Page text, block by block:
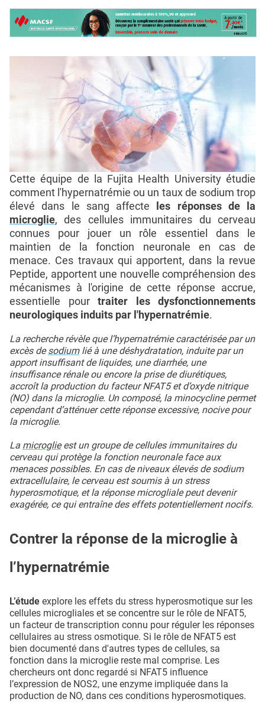
Cette équipe de la Fujita Health University étudie
comment l'hypernatrémie ou un taux de sodium trop
élevé dans le sang affecte les réponses de la
microglie, des cellules immunitaires du cerveau
connues pour jouer un rôle essentiel dans le
maintien de la fonction neuronale en cas de
menace. Ces travaux qui apportent, dans la revue
Peptide, apportent une nouvelle compréhension des
mécanismes à l'origine de cette réponse accrue,
essentielle pour traiter les dysfonctionnements
neurologiques induits par l'hypernatrémie.
La recherche révèle que l’hypernatrémie caractérisée par un
excès desodiumlié à une déshydratation, induite par un
apport insuffisant de liquides, une diarrhée, une
insuffisance rénale ou encore la prise de diurétiques,
accroît la production du facteur NFAT5 et d’oxyde nitrique
(NO) dans la microglie. Un composé, la minocycline permet
cependant d’atténuer cette réponse excessive, nocive pour
la microglie.
La microglieest un groupe de cellules immunitaires du
cerveau qui protège la fonction neuronale face aux
menaces possibles. En cas de niveaux élevés de sodium
extracellulaire, le cerveau est soumis à un stress
hyperosmotique, et la réponse microgliale peut devenir
exagérée, ce qui entraîne des effets potentiellement nocifs.
Contrer la réponse de la microglie à
l’hypernatrémie
L’étude explore les effets du stress hyperosmotique sur les
cellules microgliales et se concentre sur le rôle de NFAT5,
un facteur de transcription connu pour réguler les réponses
cellulaires au stress osmotique. Si le rôle de NFAT5 est
bien documenté dans d'autres types de cellules, sa
fonction dans la microglie reste mal comprise. Les
chercheurs ont donc regardé si NFAT5 influence
l’expression de NOS2, une enzyme impliquée dans la
production de NO, dans ces conditions hyperosmotiques.